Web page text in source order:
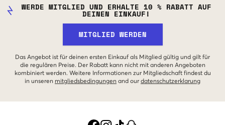
WERDE MITGLIED UND ERHALTE 10 % RABATT AUF
DEINEN EINKAUF!
MITGLIED WERDEN
Das Angebot ist für deinen ersten Einkauf als Mitglied gültig und gilt für
die regulären Preise. Der Rabatt kann nicht mit anderen Angeboten
kombiniert werden. Weitere Informationen zur Mitgliedschaft findest du
in unseren mitgliedsbedingungen and our datenschutzerklarung